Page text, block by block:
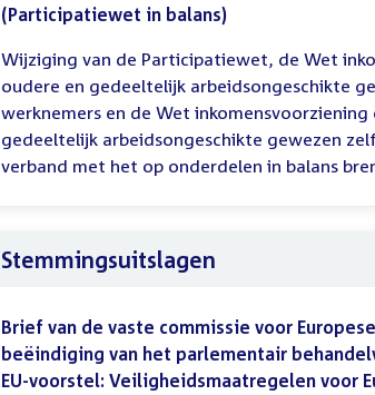
(Participatiewet in balans)
Wijziging van de Participatiewet, de Wet
oudere en gedeeltelijk arbeidsongeschikte
werknemers en de Wet inkomensvoorziening
gedeeltelijk arbeidsongeschikte gewezen
verband met het op onderdelen in balans
Stemmingsuitslagen
Brief van de vaste commissie voor
beëindiging van het parlementair
EU-voorstel: Veiligheidsmaatregelen voor